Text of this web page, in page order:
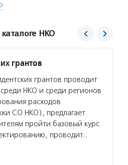
НКО
грантов
грантов проводит
НКО и среди регионов
расходов
СО НКО), предлагает
пройти базовый курс
проводит…